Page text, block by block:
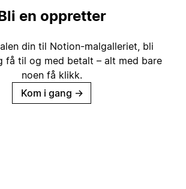
en oppretter
din til Notion-malgalleriet, bli
få til og med betalt – alt med bare
noen få klikk.
Kom i gang →